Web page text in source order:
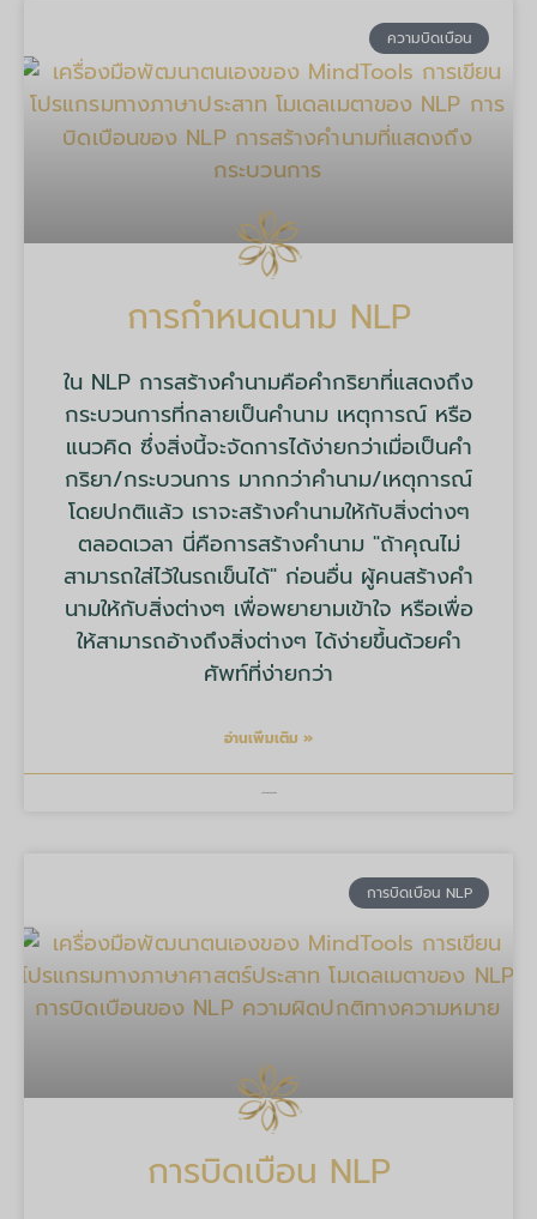
ความบิดเบือน
การกำหนดนาม NLP
ใน NLP การสร้างคำนามคือคำกริยาที่แสดงถึง
กระบวนการที่กลายเป็นคำนาม เหตุการณ์ หรือ
แนวคิด ซึ่งสิ่งนี้จะจัดการได้ง่ายกว่าเมื่อเป็นคำ
กริยา/กระบวนการ มากกว่าคำนาม/เหตุการณ์
โดยปกติแล้ว เราจะสร้างคำนามให้กับสิ่งต่างๆ
ตลอดเวลา นี่คือการสร้างคำนาม "ถ้าคุณไม่
สามารถใส่ไว้ในรถเข็นได้" ก่อนอื่น ผู้คนสร้างคำ
นามให้กับสิ่งต่างๆ เพื่อพยายามเข้าใจ หรือเพื่อ
ให้สามารถอ้างถึงสิ่งต่างๆ ได้ง่ายขึ้นด้วยคำ
ศัพท์ที่ง่ายกว่า
อ่านเพิ่มเติม »
การบิดเบือน NLP
การบิดเบือน NLP